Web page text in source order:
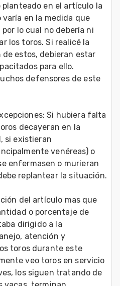
planteado en el artículo la
en la medida que
lo cual no debería ni
los toros. Si realicé la
estos, debieran estar
para ello.
defensores de este
Si hubiera falta
decayeran en la
si existieran
venéreas) o
enfermasen o murieran
replantear la situación.
del artículo mas que
o porcentaje de
dirigido a la
atención y
toros durante este
veo toros en servicio
los siguen tratando de